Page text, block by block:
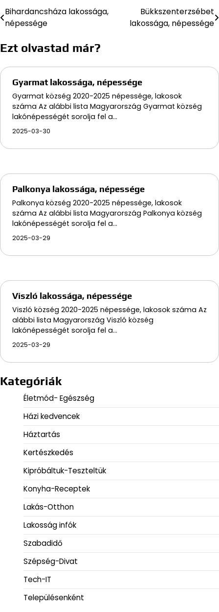
Bejegyzés
navigáció
Bihardancsháza lakossága,
népessége
Bükkszenterzsébet
lakossága, népessége
Ezt olvastad már?
Gyarmat lakossága, népessége
Gyarmat község 2020-2025 népessége, lakosok
száma Az alábbi lista Magyarország Gyarmat község
lakónépességét sorolja fel a…
2025-03-30
Palkonya lakossága, népessége
Palkonya község 2020-2025 népessége, lakosok
száma Az alábbi lista Magyarország Palkonya község
lakónépességét sorolja fel a…
2025-03-29
Viszló lakossága, népessége
Viszló község 2020-2025 népessége, lakosok száma Az
alábbi lista Magyarország Viszló község
lakónépességét sorolja fel a…
2025-03-29
Kategóriák
Életmód- Egészség
Házi kedvencek
Háztartás
Kertészkedés
Kipróbáltuk-Teszteltük
Konyha-Receptek
Lakás-Otthon
Lakosság infók
Szabadidő
Szépség-Divat
Tech-IT
Településenként